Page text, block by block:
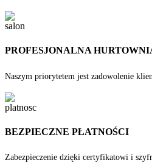
PROFESJONALNA
Naszym priorytetem jest zadowolenie
BEZPIECZNE PŁATNOŚCI
Zabezpieczenie dzięki certyfikatowi i